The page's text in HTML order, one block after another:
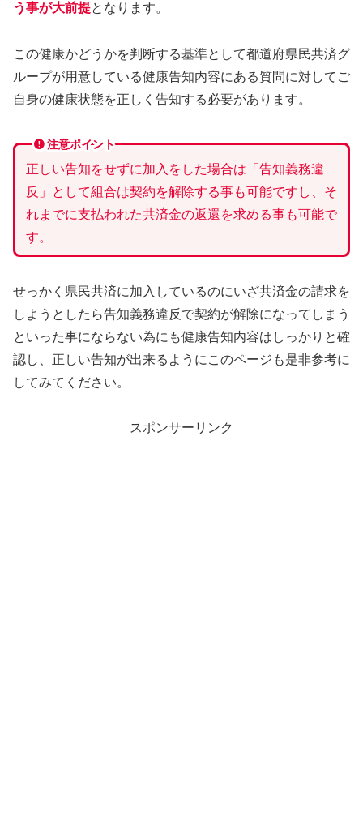
う事が大前提となります。
この健康かどうかを判断する基準として都道府県民共済グ
ループが用意している健康告知内容にある質問に対してご
自身の健康状態を正しく告知する必要があります。
注意ポイント
正しい告知をせずに加入をした場合は「告知義務違
反」として組合は契約を解除する事も可能ですし、そ
れまでに支払われた共済金の返還を求める事も可能で
す。
せっかく県民共済に加入しているのにいざ共済金の請求を
しようとしたら告知義務違反で契約が解除になってしまう
といった事にならない為にも健康告知内容はしっかりと確
認し、正しい告知が出来るようにこのページも是非参考に
してみてください。
スポンサーリンク